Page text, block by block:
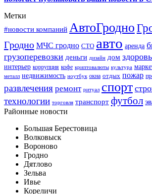
Метки
#новости компаний АвтоГродно
Гродно МЧС гродно СТО авто аренда
грузоперевозки деньги дизайн дом
интерьер коррупция кофе криптовалюты культура
металл недвижимость ноутбук окна отдых пожар
развлечения ремонт ритуал спорт
технологии торговля транспорт футбол
Районные новости
Большая Берестовица
Волковыск
Вороново
Гродно
Дятлово
Зельва
Ивье
Кореличи